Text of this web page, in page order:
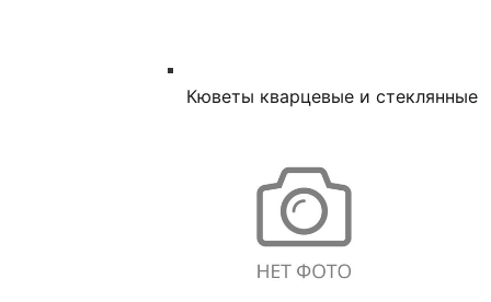
Кюветы кварцевые и стеклянные